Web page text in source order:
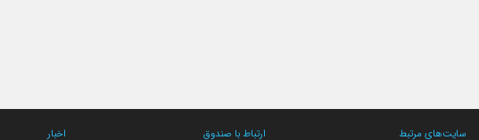
سایت‌های مرتبط ارتباط با صندوق اخبار